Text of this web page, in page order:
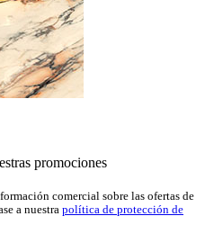
promociones
comercial sobre las ofertas de
a nuestra política de protección de